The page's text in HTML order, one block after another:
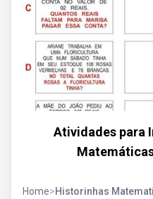
Atividades para
Home>Historinhas